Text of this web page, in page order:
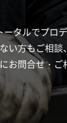
ータルでプロ
い方もご相談
お問合せ・ご